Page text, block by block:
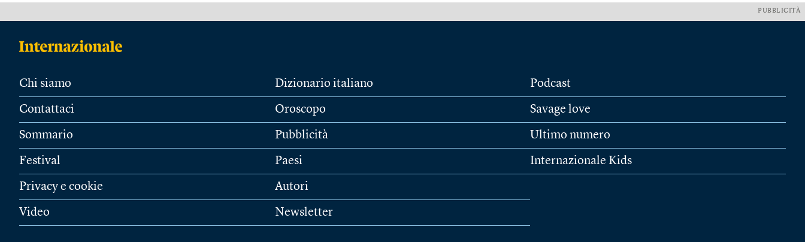
PUBBLICITÀ
Chi siamo
Contattaci
Sommario
Festival
Privacy e cookie
Video
Dizionario italiano
Oroscopo
Pubblicità
Paesi
Autori
Newsletter
Podcast
Savage love
Ultimo numero
Internazionale Kids